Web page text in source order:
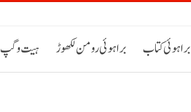
ہیت و گپ براہوئی رومن لکھوڑ براہوئی کتاب